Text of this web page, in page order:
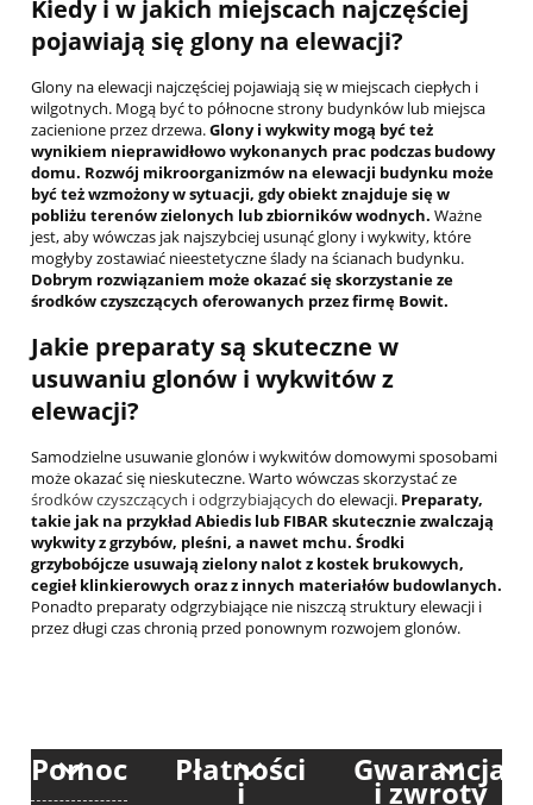
Kiedy i w jakich miejscach najczęściej
pojawiają się glony na elewacji?
Glony na elewacji najczęściej pojawiają się w miejscach ciepłych i
wilgotnych. Mogą być to północne strony budynków lub miejsca
zacienione przez drzewa.Glony i wykwity mogą być też
wynikiem nieprawidłowo wykonanych prac podczas budowy
domu. Rozwój mikroorganizmów na elewacji budynku może
być też wzmożony w sytuacji, gdy obiekt znajduje się w
pobliżu terenów zielonych lub zbiorników wodnych. Ważne
jest, aby wówczas jak najszybciej usunąć glony i wykwity, które
mogłyby zostawiać nieestetyczne ślady na ścianach budynku.
Dobrym rozwiązaniem może okazać się skorzystanie ze
środków czyszczących oferowanych przez firmę Bowit.
Jakie preparaty są skuteczne w
usuwaniu glonów i wykwitów z
elewacji?
Samodzielne usuwanie glonów i wykwitów domowymi sposobami
może okazać się nieskuteczne. Warto wówczas skorzystać ze
środków czyszczących i odgrzybiających do elewacji. Preparaty,
takie jak na przykład Abiedis lub FIBAR skutecznie zwalczają
wykwity z grzybów, pleśni, a nawet mchu. Środki
grzybobójcze usuwają zielony nalot z kostek brukowych,
cegieł klinkierowych oraz z innych materiałów budowlanych.
Ponadto preparaty odgrzybiające nie niszczą struktury elewacji i
przez długi czas chronią przed ponownym rozwojem glonów.
Pomoc Płatności
i
Gwarancja
i zwroty